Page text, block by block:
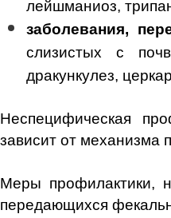
лейшманиоз,
заболевания,
слизистых с
дракункулез,
Неспецифическая
зависит от механизма
Меры профилактики,
передающихся